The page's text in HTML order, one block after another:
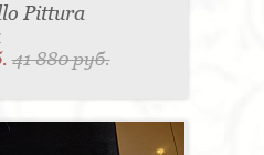
Pittura
41 880 руб.